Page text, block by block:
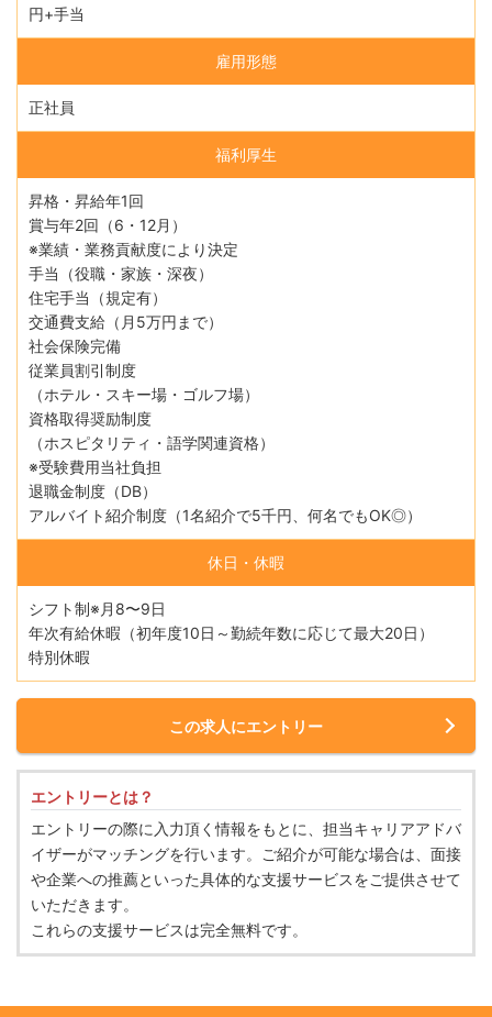
円+手当
雇用形態
正社員
福利厚生
昇格・昇給年1回
賞与年2回（6・12月）
※業績・業務貢献度により決定
手当（役職・家族・深夜）
住宅手当（規定有）
交通費支給（月5万円まで）
社会保険完備
従業員割引制度
（ホテル・スキー場・ゴルフ場）
資格取得奨励制度
（ホスピタリティ・語学関連資格）
※受験費用当社負担
退職金制度（DB）
アルバイト紹介制度（1名紹介で5千円、何名でもOK◎）
休日・休暇
シフト制※月8〜9日
年次有給休暇（初年度10日～勤続年数に応じて最大20日）
特別休暇
この求人にエントリー
エントリーとは？
エントリーの際に入力頂く情報をもとに、担当キャリアアドバ
イザーがマッチングを行います。ご紹介が可能な場合は、面接
や企業への推薦といった具体的な支援サービスをご提供させて
いただきます。
これらの支援サービスは完全無料です。